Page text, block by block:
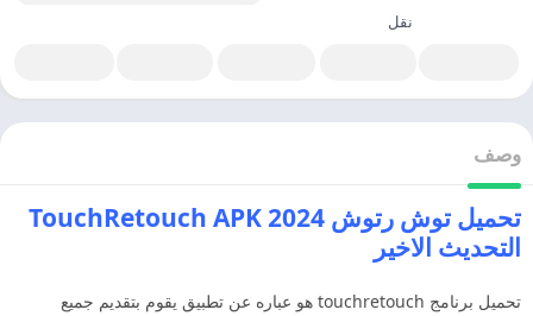
نقل
وصف
تحميل توش رتوش 2024 TouchRetouch APK
التحديث الاخير
تحميل برنامج touchretouch هو عباره عن تطبيق يقوم بتقديم جميع